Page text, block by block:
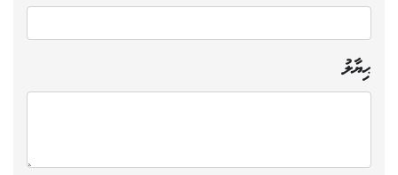
ޙިޔާލު